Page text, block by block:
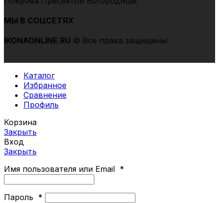
МЫ В СОЦСЕТЯХ
IKONAONLINE.RU © Все права защищены
Каталог
Избранное
Сравнение
Профиль
Корзина
Закрыть
Вход
Закрыть
Имя пользователя или Email *
Пароль *